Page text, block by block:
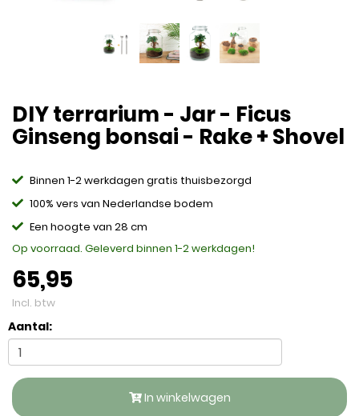
DIY terrarium - Jar - Ficus
Ginseng bonsai - Rake + Shovel
Binnen 1-2 werkdagen gratis thuisbezorgd
100% vers van Nederlandse bodem
Een hoogte van 28 cm
Op voorraad. Geleverd binnen 1-2 werkdagen!
65,95
Incl. btw
Aantal:
In winkelwagen